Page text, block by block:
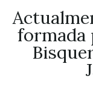
formada